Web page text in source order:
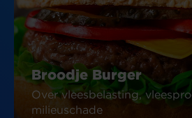
Broodje Burger
Over vleesbelasting,
milieuschade